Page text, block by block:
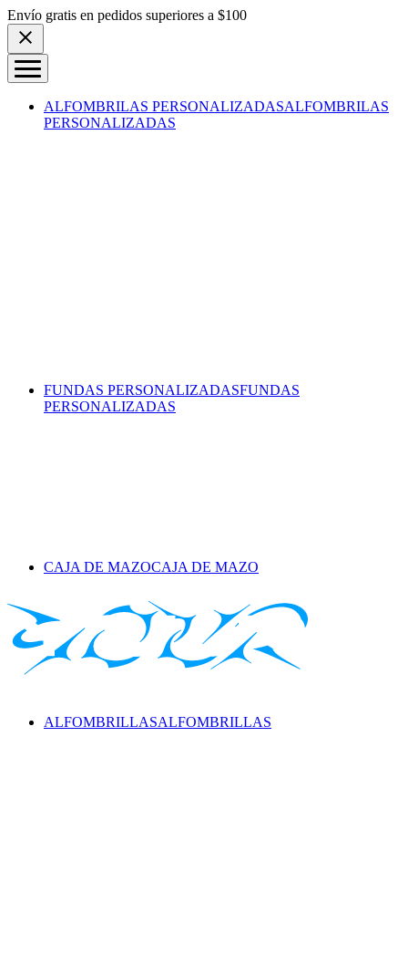
Skip to content
Envío gratis en pedidos superiores a $100
ALFOMBRILAS PERSONALIZADASALFOMBRILAS
PERSONALIZADAS
FUNDAS PERSONALIZADASFUNDAS
PERSONALIZADAS
CAJA DE MAZOCAJA DE MAZO
ALFOMBRILLASALFOMBRILLAS